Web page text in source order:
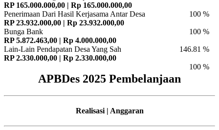
RP 165.000.000,00 | Rp 165.000.000,00
100 %
Penerimaan Dari Hasil Kerjasama Antar Desa
RP 23.932.000,00 | Rp 23.932.000,00
100 %
Bunga Bank
RP 5.872.463,00 | Rp 4.000.000,00
146.81 %
Lain-Lain Pendapatan Desa Yang Sah
RP 2.330.000,00 | Rp 2.330.000,00
100 %
APBDes 2025 Pembelanjaan
Realisasi | Anggaran